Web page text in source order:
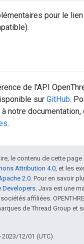
pour le lien
de l'API
sur GitHub.
notre
.
le contenu de cette page
Attribution 4.0, et les
2.0. Pour en savoir
Developers. Java est une
affiliées.
de Thread Group et
12/01 (UTC).